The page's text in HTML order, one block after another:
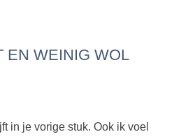
EN WEINIG WOL
in je vorige stuk. Ook ik voel